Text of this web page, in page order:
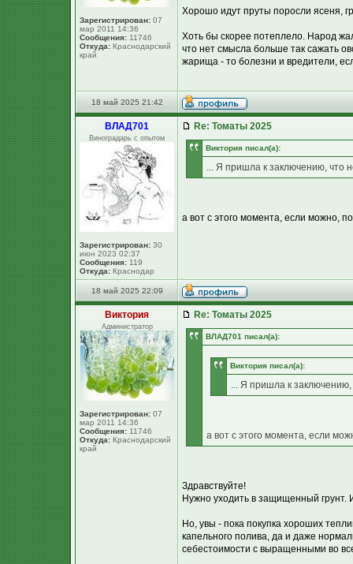
Зарегистрирован: 07
мар 2011 14:36
Сообщения: 11746
Откуда: Краснодарский
край
Хорошо идут пруты поросли ясеня,
Хоть бы скорее потеплело. Народ
что нет смысла больше так сажать
жарища - то болезни и вредители,
18 май 2025 21:42
ВЛАД701
Виноградарь с опытом
Зарегистрирован: 30
июн 2023 02:37
Сообщения: 119
Откуда: Краснодар
Re: Томаты 2025
Виктория писал(а):
... Я пришла к заключению, что
а вот с этого момента, если можно,
18 май 2025 22:09
Виктория
Администратор
Зарегистрирован: 07
мар 2011 14:36
Сообщения: 11746
Откуда: Краснодарский
край
Re: Томаты 2025
ВЛАД701 писал(а):
Виктория писал(а):
... Я пришла к
а вот с этого момента, если
Здравствуйте!
Нужно уходить в защищенный грунт.
Но, увы - пока покупка хороших
капельного полива, да и даже
себестоимости с выращенными во